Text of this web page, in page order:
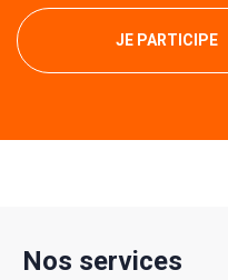
JE PARTICIPE
Nos services